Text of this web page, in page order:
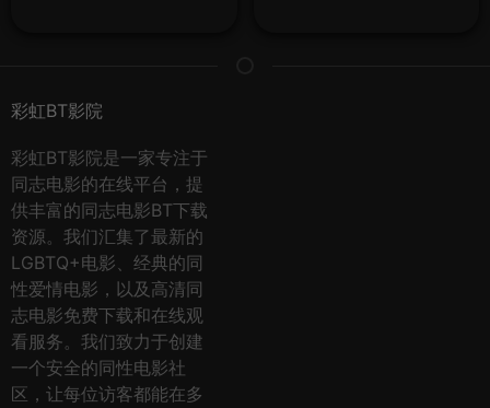
彩虹BT影院
彩虹BT影院是一家专注于
同志电影的在线平台，提
供丰富的同志电影BT下载
资源。我们汇集了最新的
LGBTQ+电影、经典的同
性爱情电影，以及高清同
志电影免费下载和在线观
看服务。我们致力于创建
一个安全的同性电影社
区，让每位访客都能在多